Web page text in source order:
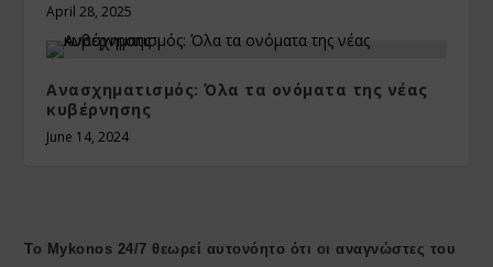
April 28, 2025
Ανασχηματισμός: Όλα τα ονόματα της νέας
κυβέρνησης
June 14, 2024
Το Mykonos 24/7 θεωρεί αυτονόητο ότι οι αναγνώστες του